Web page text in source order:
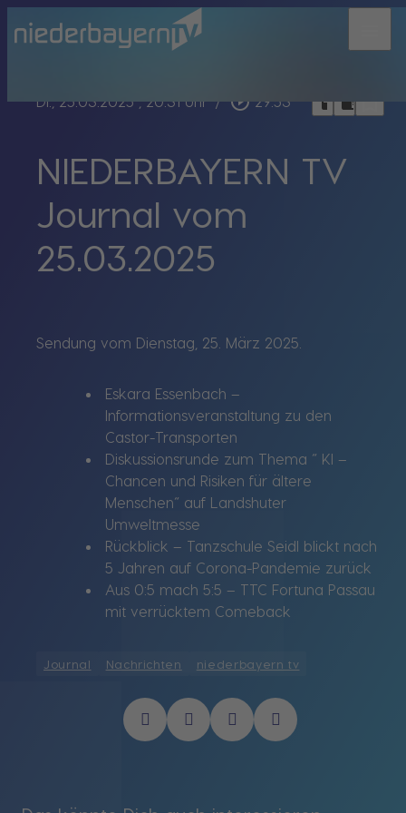
Di., 25.03.2025, 20:31 Uhr / play_circle_outline 29:53 headphoneschrome_reader_modebookmark_border
NIEDERBAYERN TV
Journal vom
25.03.2025
Sendung vom Dienstag, 25. März 2025.
Eskara Essenbach –
Informationsveranstaltung zu den
Castor-Transporten
Diskussionsrunde zum Thema “ KI –
Chancen und Risiken für ältere
Menschen“ auf Landshuter
Umweltmesse
Rückblick – Tanzschule Seidl blickt nach
5 Jahren auf Corona-Pandemie zurück
Aus 0:5 mach 5:5 – TTC Fortuna Passau
mit verrücktem Comeback
Journal Nachrichten niederbayern tv